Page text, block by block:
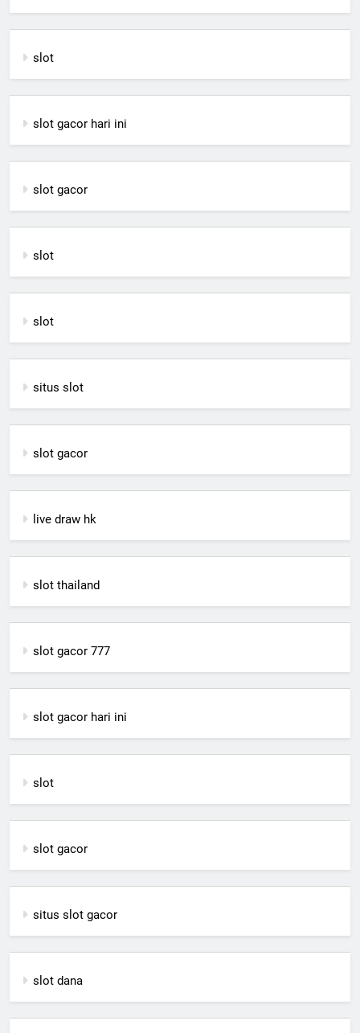
slot
slot gacor hari ini
slot gacor
slot
slot
situs slot
slot gacor
live draw hk
slot thailand
slot gacor 777
slot gacor hari ini
slot
slot gacor
situs slot gacor
slot dana